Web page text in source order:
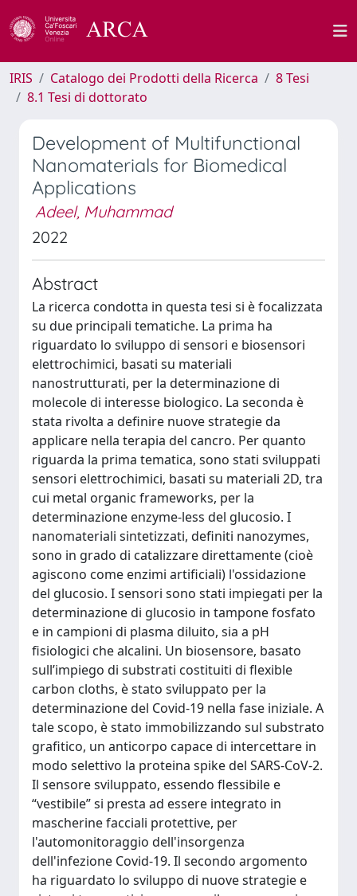
IRIS Catalogo dei Prodotti della Ricerca
8 Tesi
8.1 Tesi di dottorato
Development of Multifunctional
Nanomaterials for Biomedical
Applications
Adeel, Muhammad
2022
Abstract
La ricerca condotta in questa tesi si è focalizzata
su due principali tematiche. La prima ha
riguardato lo sviluppo di sensori e biosensori
elettrochimici, basati su materiali
nanostrutturati, per la determinazione di
molecole di interesse biologico. La seconda è
stata rivolta a definire nuove strategie da
applicare nella terapia del cancro. Per quanto
riguarda la prima tematica, sono stati sviluppati
sensori elettrochimici, basati su materiali 2D, tra
cui metal organic frameworks, per la
determinazione enzyme-less del glucosio. I
nanomateriali sintetizzati, definiti nanozymes,
sono in grado di catalizzare direttamente (cioè
agiscono come enzimi artificiali) l'ossidazione
del glucosio. I sensori sono stati impiegati per la
determinazione di glucosio in tampone fosfato
e in campioni di plasma diluito, sia a pH
fisiologici che alcalini. Un biosensore, basato
sull’impiego di substrati costituiti di flexible
carbon cloths, è stato sviluppato per la
determinazione del Covid-19 nella fase iniziale. A
tale scopo, è stato immobilizzando sul substrato
grafitico, un anticorpo capace di intercettare in
modo selettivo la proteina spike del SARS-CoV-2.
Il sensore sviluppato, essendo flessibile e
“vestibile” si presta ad essere integrato in
mascherine facciali protettive, per
l'automonitoraggio dell'insorgenza
dell'infezione Covid-19. Il secondo argomento
ha riguardato lo sviluppo di nuove strategie e